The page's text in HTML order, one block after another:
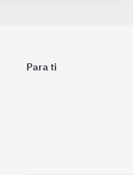
Para ti